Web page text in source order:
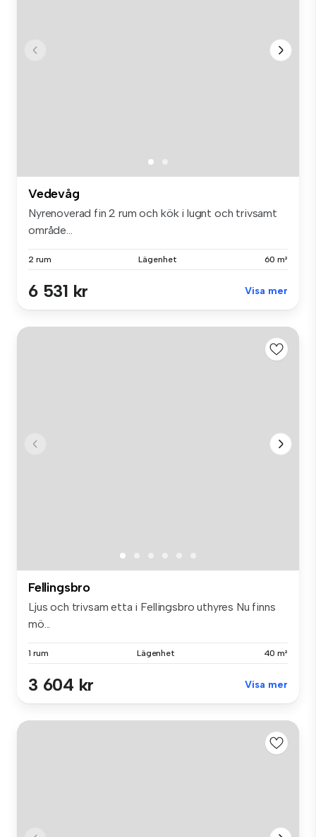
Vedevåg
Nyrenoverad fin 2 rum och kök i lugnt och trivsamt
område...
2 rum Lägenhet 60 m²
6 531 kr Visa mer
Fellingsbro
Ljus och trivsam etta i Fellingsbro uthyres Nu finns
mö...
1 rum Lägenhet 40 m²
3 604 kr Visa mer